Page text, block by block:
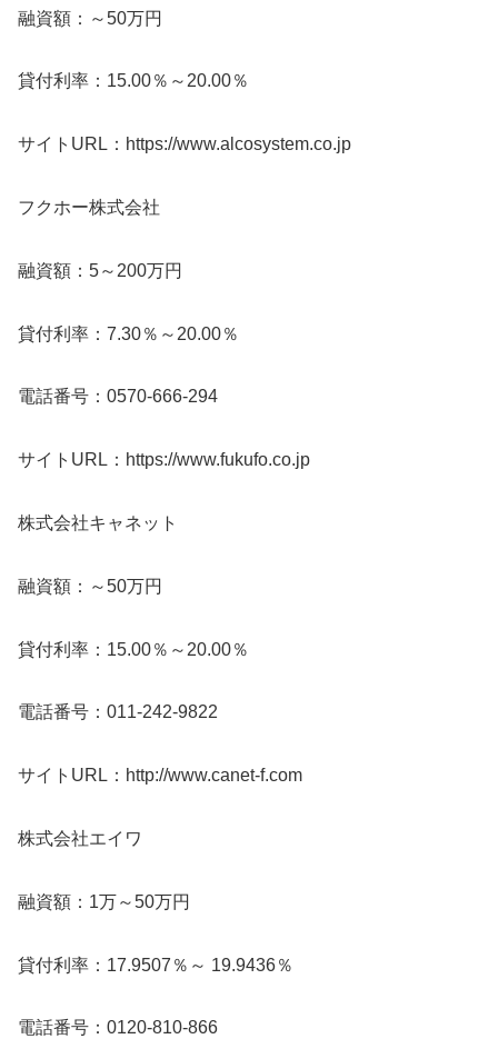
融資額：～50万円
貸付利率：15.00％～20.00％
サイトURL：https://www.alcosystem.co.jp
フクホー株式会社
融資額：5～200万円
貸付利率：7.30％～20.00％
電話番号：0570-666-294
サイトURL：https://www.fukufo.co.jp
株式会社キャネット
融資額：～50万円
貸付利率：15.00％～20.00％
電話番号：011-242-9822
サイトURL：http://www.canet-f.com
株式会社エイワ
融資額：1万～50万円
貸付利率：17.9507％～ 19.9436％
電話番号：0120-810-866